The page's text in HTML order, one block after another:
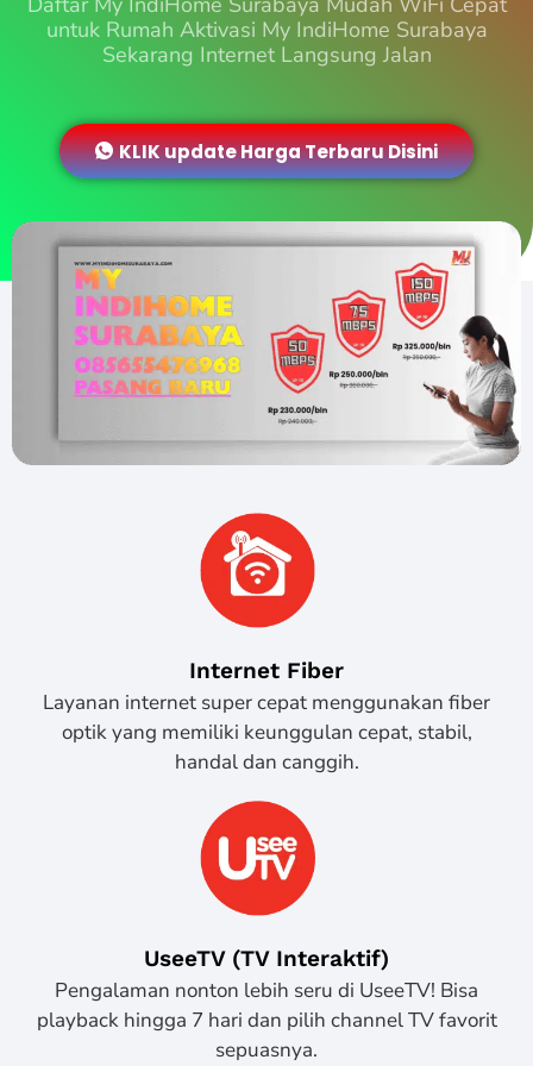
untuk Rumah Aktivasi My IndiHome Surabaya
Sekarang Internet Langsung Jalan
KLIK update Harga Terbaru Disini
Internet Fiber
Layanan internet super cepat menggunakan fiber
optik yang memiliki keunggulan cepat, stabil,
handal dan canggih.
UseeTV (TV Interaktif)
Pengalaman nonton lebih seru di UseeTV! Bisa
playback hingga 7 hari dan pilih channel TV favorit
sepuasnya.